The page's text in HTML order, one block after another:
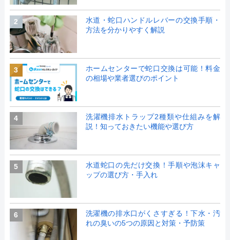
2
水道・蛇口ハンドルレバーの交換手順・
方法を分かりやすく解説
3
ホームセンターで蛇口交換は可能！料金
の相場や業者選びのポイント
4
洗濯機排水トラップ2種類や仕組みを解
説！知っておきたい機能や選び方
5
水道蛇口の先だけ交換！手順や泡沫キャ
ップの選び方・手入れ
6
洗濯機の排水口がくさすぎる！下水・汚
れの臭いの5つの原因と対策・予防策